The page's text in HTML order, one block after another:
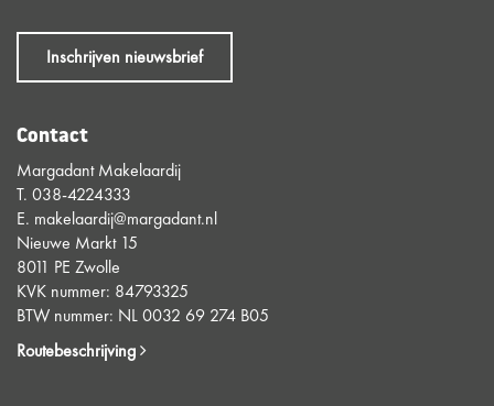
Inschrijven nieuwsbrief
Contact
Margadant Makelaardij
T. 038-4224333
E. makelaardij@margadant.nl
Nieuwe Markt 15
8011 PE Zwolle
KVK nummer: 84793325
BTW nummer: NL 0032 69 274 B05
Routebeschrijving